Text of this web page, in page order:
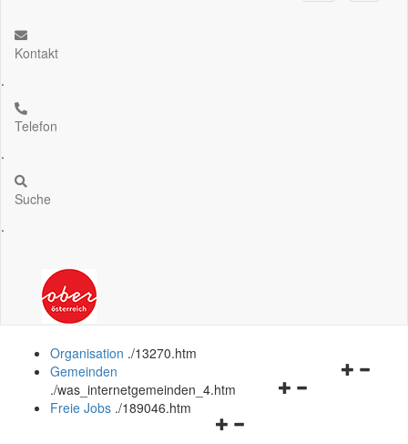
Kontakt
.
Telefon
.
Suche
.
Organisation ./13270.htm
Navigationsmenü
Gemeinden
./was_internetgemeinden_4.htm
Navigationsmenü
Freie Jobs ./189046.htm